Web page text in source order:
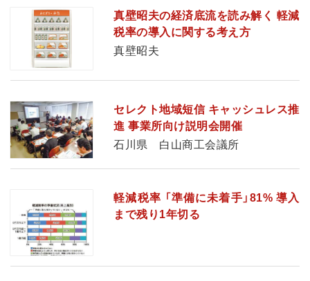
真壁昭夫の経済底流を読み解く 軽減
税率の導入に関する考え方
真壁昭夫
セレクト地域短信 キャッシュレス推
進 事業所向け説明会開催
石川県 白山商工会議所
軽減税率 「準備に未着手」81% 導入
まで残り1年切る